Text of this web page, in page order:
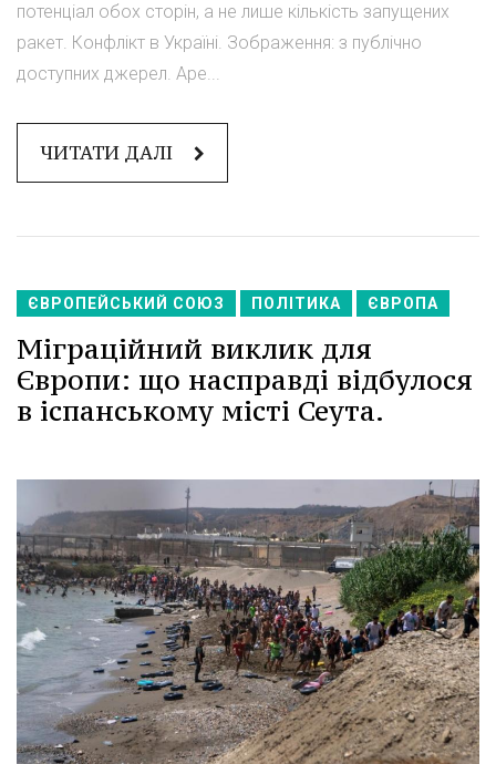
потенціал обох сторін, а не лише кількість запущених
ракет. Конфлікт в Україні. Зображення: з публічно
доступних джерел. Аре...
ЧИТАТИ ДАЛІ
ЄВРОПЕЙСЬКИЙ СОЮЗ ПОЛІТИКА ЄВРОПА
Міграційний виклик для
Європи: що насправді відбулося
в іспанському місті Сеута.